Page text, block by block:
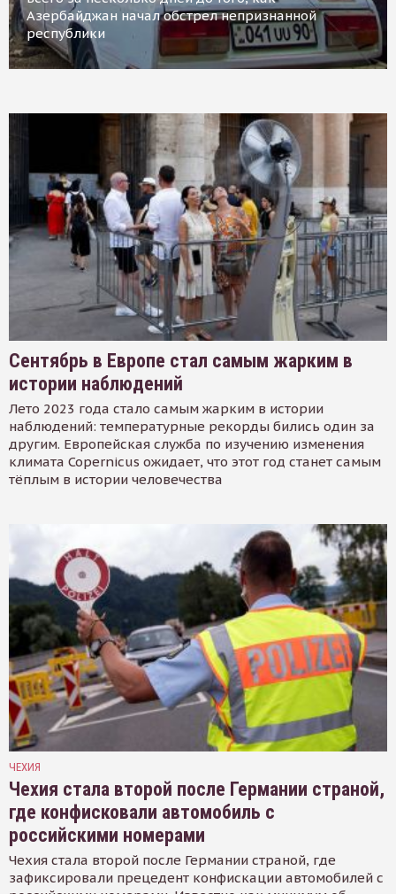
Азербайджан начал обстрел непризнанной
республики
Сентябрь в Европе стал самым жарким в
истории наблюдений
Лето 2023 года стало самым жарким в истории
наблюдений: температурные рекорды бились один за
другим. Европейская служба по изучению изменения
климата Copernicus ожидает, что этот год станет самым
тёплым в истории человечества
ЧЕХИЯ
Чехия стала второй после Германии страной,
где конфисковали автомобиль с
российскими номерами
Чехия стала второй после Германии страной, где
зафиксировали прецедент конфискации автомобилей с